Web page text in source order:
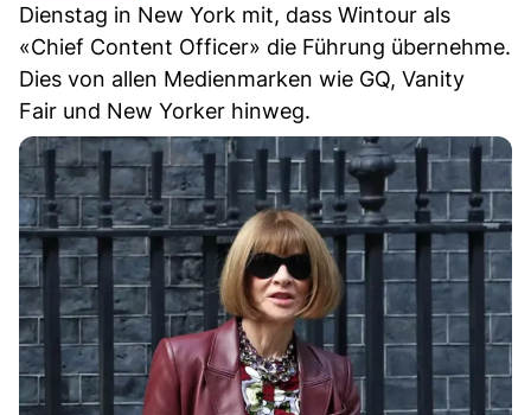
Dienstag in New York mit, dass Wintour als
«Chief Content Officer» die Führung übernehme.
Dies von allen Medienmarken wie GQ, Vanity
Fair und New Yorker hinweg.